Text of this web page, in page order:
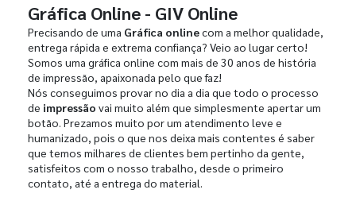
Gráfica Online - GIV Online
Precisando de uma Gráfica onlinecom a melhor qualidade,
entrega rápida e extrema confiança? Veio ao lugar certo!
Somos uma gráfica online com mais de 30 anos de história
de impressão, apaixonada pelo que faz!
Nós conseguimos provar no dia a dia que todo o processo
de impressão vai muito além que simplesmente apertar um
botão. Prezamos muito por um atendimento leve e
humanizado, pois o que nos deixa mais contentes é saber
que temos milhares de clientes bem pertinho da gente,
satisfeitos com o nosso trabalho, desde o primeiro
contato, até a entrega do material.